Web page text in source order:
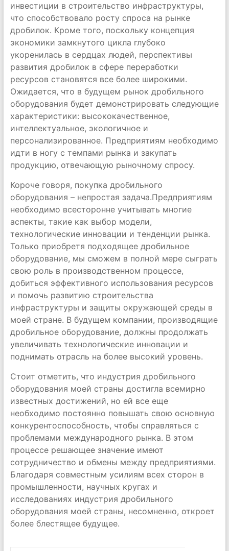
инвестиции в строительство инфраструктуры,
что способствовало росту спроса на рынке
дробилок. Кроме того, поскольку концепция
экономики замкнутого цикла глубоко
укоренилась в сердцах людей, перспективы
развития дробилок в сфере переработки
ресурсов становятся все более широкими.
Ожидается, что в будущем рынок дробильного
оборудования будет демонстрировать следующие
характеристики: высококачественное,
интеллектуальное, экологичное и
персонализированное. Предприятиям необходимо
идти в ногу с темпами рынка и закупать
продукцию, отвечающую рыночному спросу.
Короче говоря, покупка дробильного
оборудования – непростая задача.Предприятиям
необходимо всесторонне учитывать многие
аспекты, такие как выбор модели,
технологические инновации и тенденции рынка.
Только приобретя подходящее дробильное
оборудование, мы сможем в полной мере сыграть
свою роль в производственном процессе,
добиться эффективного использования ресурсов
и помочь развитию строительства
инфраструктуры и защиты окружающей среды в
моей стране. В будущем компании, производящие
дробильное оборудование, должны продолжать
увеличивать технологические инновации и
поднимать отрасль на более высокий уровень.
Стоит отметить, что индустрия дробильного
оборудования моей страны достигла всемирно
известных достижений, но ей все еще
необходимо постоянно повышать свою основную
конкурентоспособность, чтобы справляться с
проблемами международного рынка. В этом
процессе решающее значение имеют
сотрудничество и обмены между предприятиями.
Благодаря совместным усилиям всех сторон в
промышленности, научных кругах и
исследованиях индустрия дробильного
оборудования моей страны, несомненно, откроет
более блестящее будущее.